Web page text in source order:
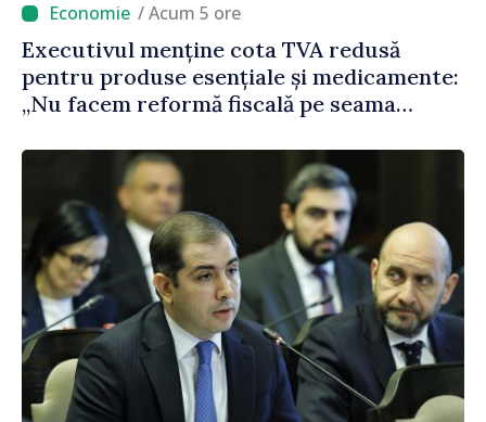
/ Acum 5 ore
Executivul menține cota TVA redusă
pentru produse esențiale și medicamente:
„Nu facem reformă fiscală pe seama